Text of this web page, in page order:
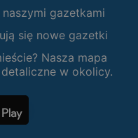
gazetkami
się nowe gazetki
Nasza mapa
w okolicy.